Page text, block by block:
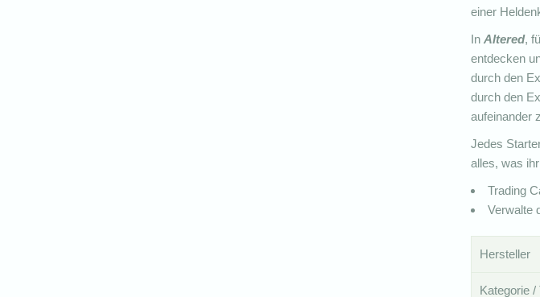
einer
In Altered,
entdecken
durch den
durch den
aufeinander
Jedes
alles, was
Trading
Verwalte
Hersteller
Kategorie /